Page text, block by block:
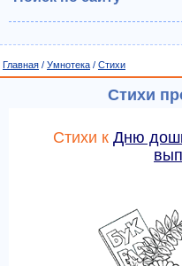
Главная / Умнотека / Cтихи
Стихи
Стихи к Дню